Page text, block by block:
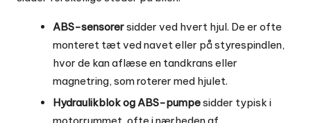
ABS-sensorersidder ved hvert hjul. De er ofte
monteret tæt ved navet eller på styrespindlen,
hvor de kan aflæse en tandkrans eller
magnetring, som roterer med hjulet.
Hydraulikblok og ABS-pumpesidder typisk i